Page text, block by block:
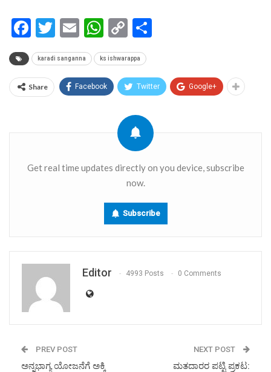
Facebook
Twitter
EmailWhatsApp
Copy
Link
karadi sanganna ks ishwarappa
Share Facebook Twitter Google+
Get real time updates directly on you device, subscribe
now.
Subscribe
Editor 4993 Posts 0 Comments
PREV POST
ಅನ್ನಭಾಗ್ಯ ಯೋಜನೆಗೆ ಅಕ್ಕಿ
NEXT POST
ಮತದಾರರ ಪಟ್ಟಿ ಪ್ರಕಟ: